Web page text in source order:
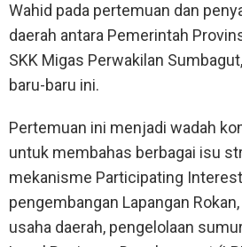
Wahid pada pertemuan dan
daerah antara Pemerintah
SKK Migas Perwakilan
baru-baru ini.
Pertemuan ini menjadi wadah
untuk membahas berbagai isu
mekanisme Participating
pengembangan Lapangan
usaha daerah, pengelolaan